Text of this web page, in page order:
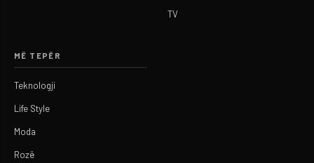
TV
MË TEPËR
Teknologji
Life Style
Moda
Rozë